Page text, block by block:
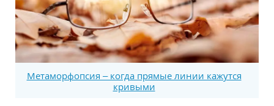
Метаморфопсия – когда прямые линии кажутся
кривыми